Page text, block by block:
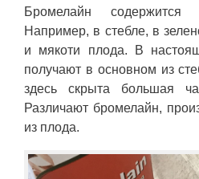
Бромелайн
Например, в стебле, в
и мякоти плода. В
получают в основном из
здесь скрыта большая
Различают бромелайн,
из плода.